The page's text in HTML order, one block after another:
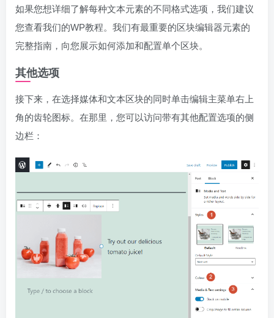
如果您想详细了解每种文本元素的不同格式选项，我们建议
您查看我们的WP教程。我们有最重要的区块编辑器元素的
完整指南，向您展示如何添加和配置单个区块。
其他选项
接下来，在选择媒体和文本区块的同时单击编辑主菜单右上
角的齿轮图标。在那里，您可以访问带有其他配置选项的侧
边栏：